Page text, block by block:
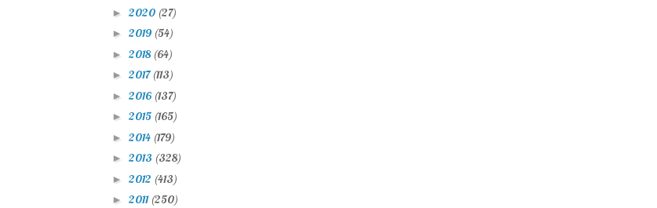
► 2020 (27)
► 2019 (54)
► 2018 (64)
► 2017(113)
► 2016 (137)
► 2015 (165)
► 2014 (179)
► 2013 (328)
► 2012 (413)
► 2011 (250)